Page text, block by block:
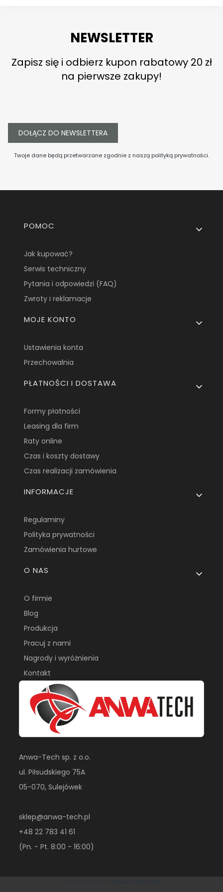
NEWSLETTER
Zapisz się i odbierz kupon rabatowy 20 zł
na pierwsze zakupy!
DOŁĄCZ DO NEWSLETTERA
Twoje dane będą przetwarzane zgodnie z naszą polityką prywatności.
Linki w stopce
POMOC
Jak kupować?
Serwis techniczny
Pytania i odpowiedzi (FAQ)
Zwroty i reklamacje
MOJE KONTO
Ustawienia konta
Przechowalnia
PŁATNOŚCI I DOSTAWA
Formy płatności
Leasing dla firm
Raty online
Czas i koszty dostawy
Czas realizacji zamówienia
INFORMACJE
Regulaminy
Polityka prywatności
Zamówienia hurtowe
O NAS
O firmie
Blog
Produkcja
Pracuj z nami
Nagrody i wyróżnienia
Kontakt
Anwa-Tech sp. z o.o.
ul. Piłsudskiego 75A
05-070, Sulejówek
sklep@anwa-tech.pl
+48 22 783 41 61
(Pn. - Pt. 8:00 - 16:00)